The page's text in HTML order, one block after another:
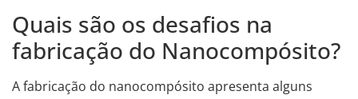
Quais são os desafios na
fabricação do Nanocompósito?
A fabricação do nanocompósito apresenta alguns